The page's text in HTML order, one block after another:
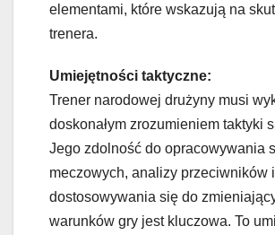
elementami, które wskazują na
trenera.
Umiejętności taktyczne:
Trener narodowej drużyny musi
doskonałym zrozumieniem taktyki
Jego zdolność do opracowywania
meczowych, analizy przeciwników i
dostosowywania się do
warunków gry jest kluczowa. To